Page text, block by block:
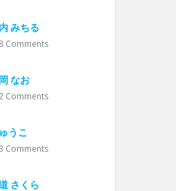
みちる
Comments
なお
Comments
うこ
Comments
さくら